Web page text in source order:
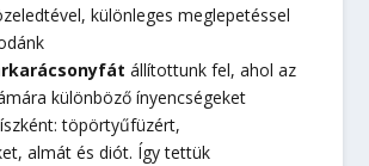
különleges meglepetéssel
állítottunk fel, ahol az
különböző ínyencségeket
töpörtyűfüzért,
almát és diót. Így tettük